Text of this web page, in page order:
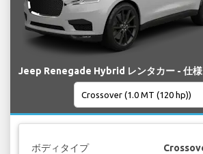
Jeep Renegade Hybrid レンタカー - 仕様
ボディタイプ